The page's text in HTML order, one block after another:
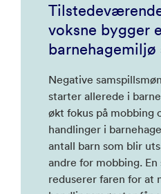
voksne bygger
barnehagemiljø​
Negative
starter allerede i
økt fokus på mobbing
handlinger i
antall barn som blir
andre for mobbing.
reduserer faren for at